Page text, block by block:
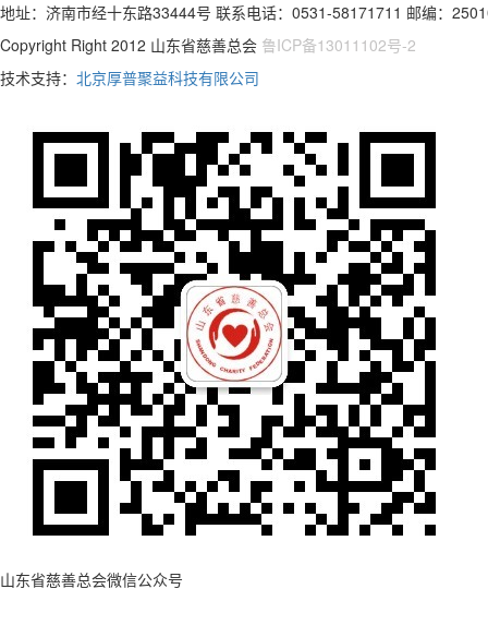
地址：济南市经十东路33444号 联系电话：0531-58171711 邮编：
Copyright Right 2012 山东省慈善总会 鲁ICP备13011102号-2
技术支持： 北京厚普聚益科技有限公司
山东省慈善总会微信公众号